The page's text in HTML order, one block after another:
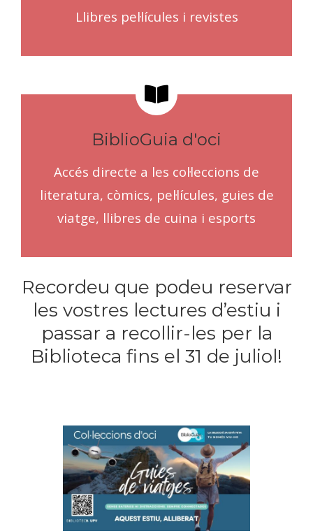
Llibres pel·lícules i revistes
BiblioGuia d'oci
Accés directe a les col·leccions de
literatura, còmics, pel·lícules, guies de
viatge, llibres de cuina i esports
Recordeu que podeu reservar
les vostres lectures d’estiu i
passar a recollir-les per la
Biblioteca fins el 31 de juliol!